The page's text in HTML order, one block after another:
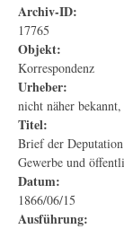
Archiv-ID:
17765
Objekt:
Korrespondenz
Urheber:
nicht näher
Titel:
Brief der
Gewerbe und
Datum:
1866/06/15
Ausführung: